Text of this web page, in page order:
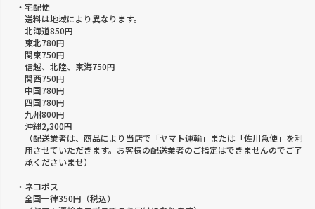
・宅配便
送料は地域により異なります。
北海道850円
東北780円
関東750円
信越、北陸、東海750円
関西750円
中国780円
四国780円
九州800円
沖縄2,300円
（配送業者は、商品により当店で「ヤマト運輸」または「佐川急便」を利
用させていただきます。お客様の配送業者のご指定はできませんのでご了
承くださいませ）
・ネコポス
全国一律350円（税込）